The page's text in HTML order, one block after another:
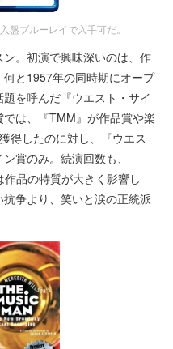
盤ブルーレイで入手可だ。
。初演で興味深いのは、作
と1957年の同時期にオープ
を呼んだ『ウエスト・サイ
は、『TMM』が作品賞や楽
得したのに対し、『ウエス
賞のみ。続演回数も、
作品の特質が大きく影響し
争より、笑いと涙の正統派